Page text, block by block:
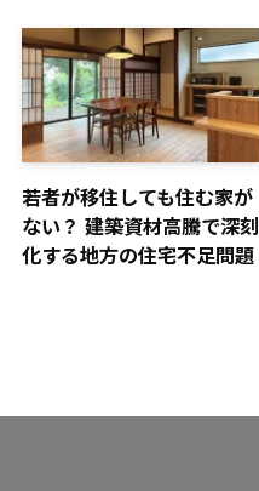
若者が移住しても住む家が
ない？ 建築資材高騰で深刻
化する地方の住宅不足問題